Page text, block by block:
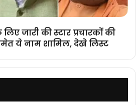
जारी की स्टार प्रचारकों की
ये नाम शामिल, देखे लिस्ट